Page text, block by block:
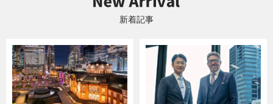
新着記事